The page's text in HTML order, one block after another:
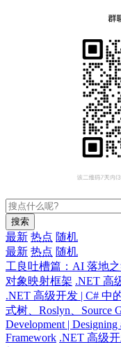
搜索
最新 热点 随机
最新 热点 随机
工良吐槽篇：AI 落地
对象映射框架 .NET 高
.NET 高级开发 | C# 中
式树、Roslyn、Source
Development |
Framework .NET 高级